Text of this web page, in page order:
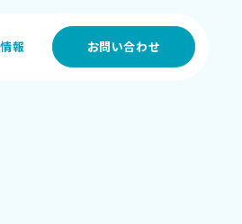
報
お問い合わせ